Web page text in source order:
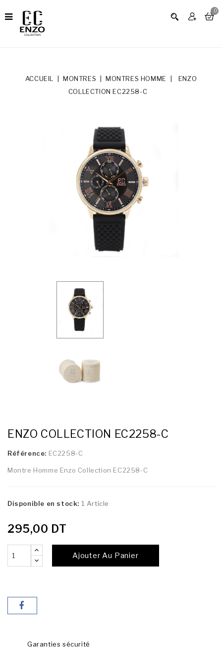
0
ACCUEIL MONTRES MONTRES HOMME
ENZO
COLLECTION EC2258-C
ENZO COLLECTION EC2258-C
Référence: EC2258-C
Montre Homme Enzo Collection EC2258-C
Disponible en stock: 1 Article
295,00 DT
Ajouter Au Panier
Garanties sécurité